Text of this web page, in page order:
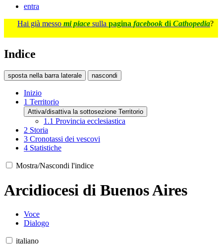
entra
Hai già messo mi piace sulla pagina facebook di Cathopedia?
Indice
sposta nella barra laterale nascondi
Inizio
1 Territorio
Attiva/disattiva la sottosezione Territorio
1.1 Provincia ecclesiastica
2 Storia
3 Cronotassi dei vescovi
4 Statistiche
Mostra/Nascondi l'indice
Arcidiocesi di Buenos Aires
Voce
Dialogo
italiano